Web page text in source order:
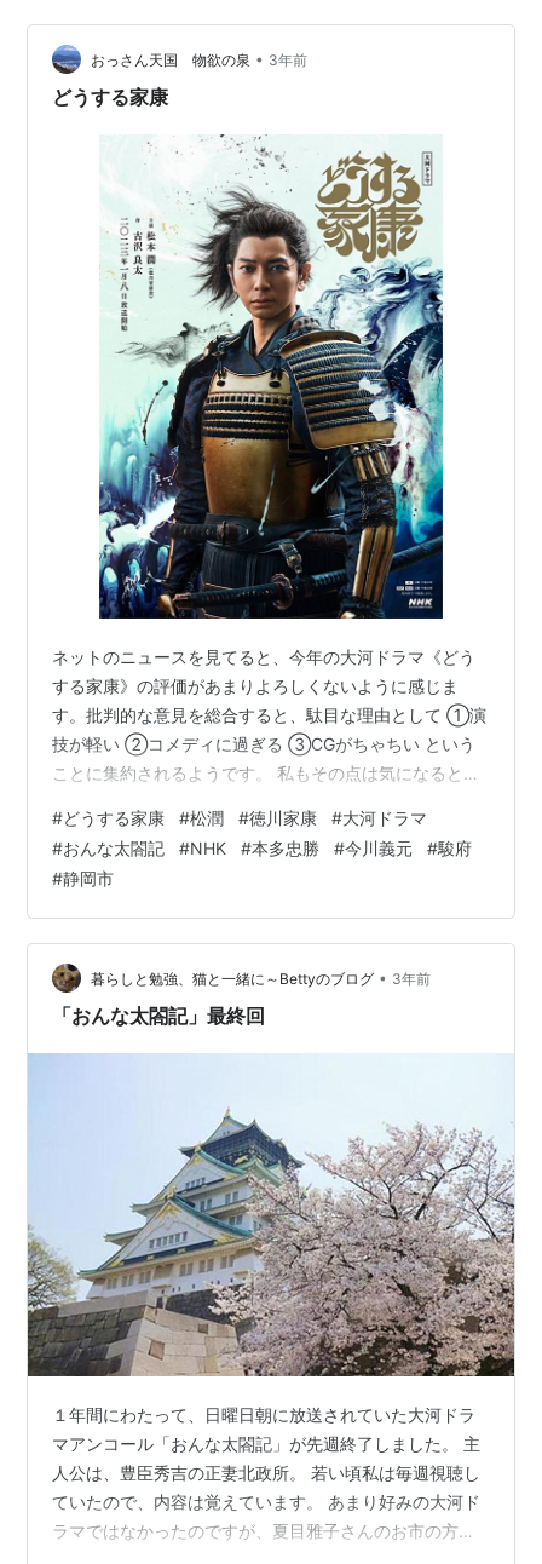
ままだろう。 さて、早速あらすじを公式サイトから引用
させていただく。 打倒・秀吉（ムロツヨ…
おっさん天国 物欲の泉 • 3年前
どうする家康
ネットのニュースを見てると、今年の大河ドラマ《どう
する家康》の評価があまりよろしくないように感じま
す。批判的な意見を総合すると、駄目な理由として ①演
技が軽い ②コメディに過ぎる ③CGがちゃちい という
ことに集約されるようです。 私もその点は気になるとこ
で、今回はそのお話をしようと思います。評価している
点は以下の通りです。 ①桶狭間の後、家康が三河で独立
するまでを時間をかけて表現していること。 今までの大
河ではこの辺りを、たぶん時間の関係でしょうが、かな
り端折った感じでやってました。 でも実際は大樹寺の先
祖の墓の前で切腹しようとしたとか、それ…
#どうする家康 #松潤 #徳川家康 #大河ドラマ
#おんな太閤記 #NHK #本多忠勝 #今川義元 #駿府
#静岡市
暮らしと勉強、猫と一緒に～Bettyのブログ • 3年前
「おんな太閤記」最終回
１年間にわたって、日曜日朝に放送されていた大河ドラ
マアンコール「おんな太閤記」が先週終了しました。 主
人公は、豊臣秀吉の正妻北政所。 若い頃私は毎週視聴し
ていたので、内容は覚えています。 あまり好みの大河ド
ラマではなかったのですが、夏目雅子さんのお市の方と